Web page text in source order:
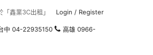
Login / Register
「鑫業3C出租」
中 04-22935150 高雄 0966-